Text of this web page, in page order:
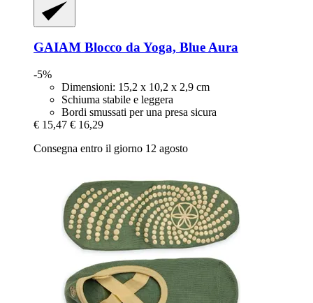
GAIAM Blocco da Yoga, Blue Aura
-5%
Dimensioni: 15,2 x 10,2 x 2,9 cm
Schiuma stabile e leggera
Bordi smussati per una presa sicura
€ 15,47 € 16,29
Consegna entro il giorno 12 agosto